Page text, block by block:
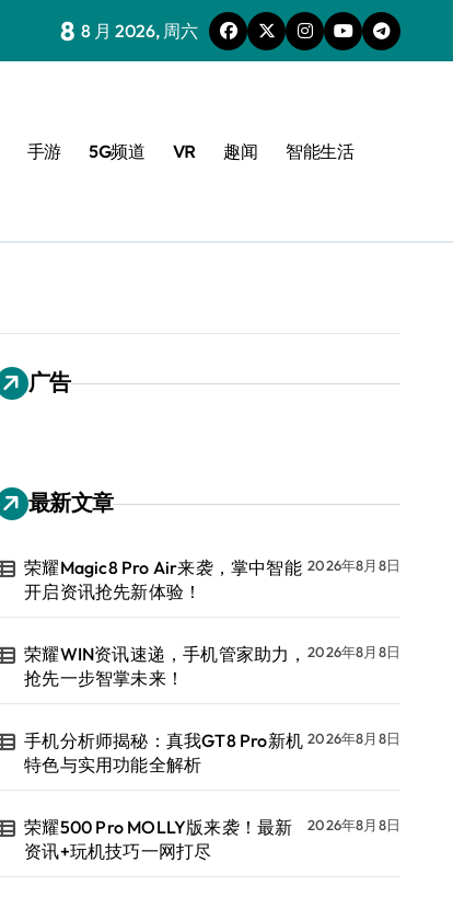
8 8 月 2026, 周六
手游 5G频道 VR 趣闻 智能生活
广告
最新文章
荣耀Magic8 Pro Air来袭，掌中智能
开启资讯抢先新体验！
2026年8月8日
荣耀WIN资讯速递，手机管家助力，
抢先一步智掌未来！
2026年8月8日
手机分析师揭秘：真我GT8 Pro新机
特色与实用功能全解析
2026年8月8日
荣耀500 Pro MOLLY版来袭！最新
资讯+玩机技巧一网打尽
2026年8月8日